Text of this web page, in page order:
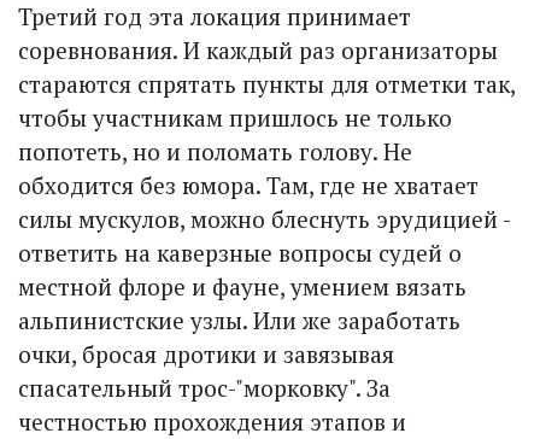
Третий год эта локация принимает
соревнования. И каждый раз организаторы
стараются спрятать пункты для отметки так,
чтобы участникам пришлось не только
попотеть, но и поломать голову. Не
обходится без юмора. Там, где не хватает
силы мускулов, можно блеснуть эрудицией -
ответить на каверзные вопросы судей о
местной флоре и фауне, умением вязать
альпинистские узлы. Или же заработать
очки, бросая дротики и завязывая
спасательный трос-"морковку". За
честностью прохождения этапов и